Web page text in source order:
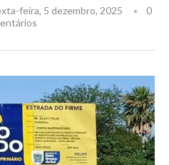
feira, 5 dezembro, 2025
0